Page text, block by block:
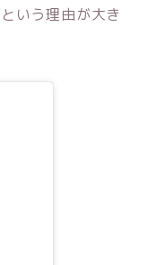
という理由が大き